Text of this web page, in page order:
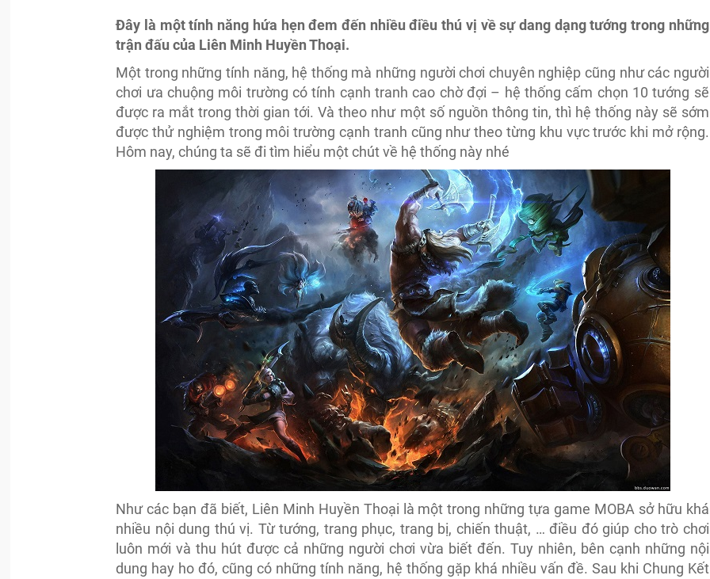
Đây là một tính năng hứa hẹn đem đến nhiều điều thú vị về sự dang dạng tướng trong những
trận đấu của Liên Minh Huyền Thoại.
Một trong những tính năng, hệ thống mà những người chơi chuyên nghiệp cũng như các người
chơi ưa chuộng môi trường có tính cạnh tranh cao chờ đợi – hệ thống cấm chọn 10 tướng sẽ
được ra mắt trong thời gian tới. Và theo như một số nguồn thông tin, thì hệ thống này sẽ sớm
được thử nghiệm trong môi trường cạnh tranh cũng như theo từng khu vực trước khi mở rộng.
Hôm nay, chúng ta sẽ đi tìm hiểu một chút về hệ thống này nhé
Như các bạn đã biết, Liên Minh Huyền Thoại là một trong những tựa game MOBA sở hữu khá
nhiều nội dung thú vị. Từ tướng, trang phục, trang bị, chiến thuật, … điều đó giúp cho trò chơi
luôn mới và thu hút được cả những người chơi vừa biết đến. Tuy nhiên, bên cạnh những nội
dung hay ho đó, cũng có những tính năng, hệ thống gặp khá nhiều vấn đề. Sau khi Chung Kết